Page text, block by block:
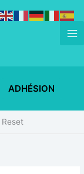
ADHÉSION